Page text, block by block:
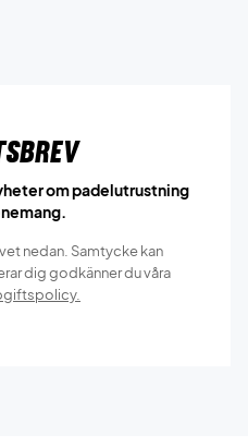
om padelutrustning
nedan. Samtycke kan
dig godkänner du våra